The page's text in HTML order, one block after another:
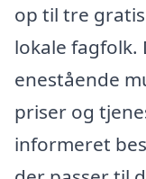
op til tre
lokale fagfolk.
enestående
priser og
informeret